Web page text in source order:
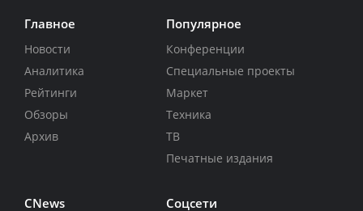
Главное
Новости
Аналитика
Рейтинги
Обзоры
Архив
Популярное
Конференции
Специальные проекты
Маркет
Техника
ТВ
Печатные издания
CNews Соцсети